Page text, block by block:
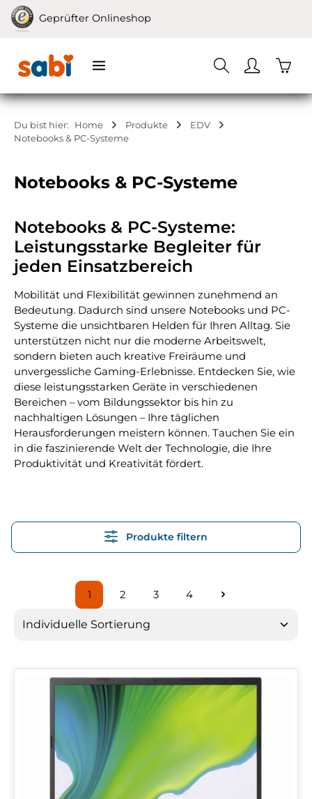
Zum Hauptinhalt springen
Geprüfter Onlineshop
Du bist hier: Home Produkte
EDV
Notebooks & PC-Systeme
Notebooks & PC-Systeme
Notebooks & PC-Systeme:
Leistungsstarke Begleiter für
jeden Einsatzbereich
Mobilität und Flexibilität gewinnen zunehmend an
Bedeutung. Dadurch sind unsere Notebooks und PC-
Systeme die unsichtbaren Helden für Ihren Alltag. Sie
unterstützen nicht nur die moderne Arbeitswelt,
sondern bieten auch kreative Freiräume und
unvergessliche Gaming-Erlebnisse. Entdecken Sie, wie
diese leistungsstarken Geräte in verschiedenen
Bereichen – vom Bildungssektor bis hin zu
nachhaltigen Lösungen – Ihre täglichen
Herausforderungen meistern können. Tauchen Sie ein
in die faszinierende Welt der Technologie, die Ihre
Produktivität und Kreativität fördert.
Produkte filtern
Seite
1
Seite
2
Seite
3
Seite
4